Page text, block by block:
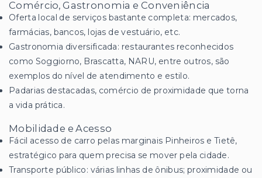
Comércio, Gastronomia e Conveniência
Oferta local de serviços bastante completa: mercados,
farmácias, bancos, lojas de vestuário, etc.
Gastronomia diversificada: restaurantes reconhecidos
como Soggiorno, Brascatta, NARU, entre outros, são
exemplos do nível de atendimento e estilo.
Padarias destacadas, comércio de proximidade que torna
a vida prática.
Mobilidade e Acesso
Fácil acesso de carro pelas marginais Pinheiros e Tietê,
estratégico para quem precisa se mover pela cidade.
Transporte público: várias linhas de ônibus; proximidade ou